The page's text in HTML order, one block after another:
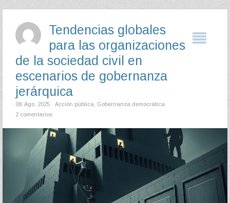
Tendencias globales
para las organizaciones
de la sociedad civil en
escenarios de gobernanza
jerárquica
08. Ago. 2025 Acción pública
Gobernanza democrática
2 comentarios